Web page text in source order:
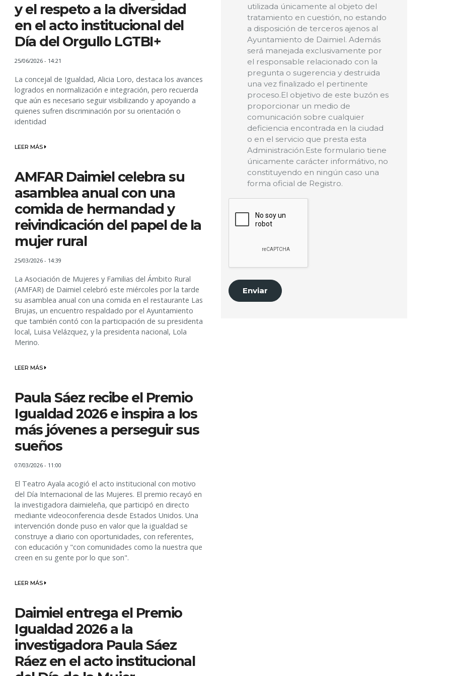
y el respeto a la diversidad
en el acto institucional del
Día del Orgullo LGTBI+
25/06/2026 - 14:21
La concejal de Igualdad, Alicia Loro, destaca los avances
logrados en normalización e integración, pero recuerda
que aún es necesario seguir visibilizando y apoyando a
quienes sufren discriminación por su orientación o
identidad
LEER MÁS
AMFAR Daimiel celebra su
asamblea anual con una
comida de hermandad y
reivindicación del papel de la
mujer rural
25/03/2026 - 14:39
La Asociación de Mujeres y Familias del Ámbito Rural
(AMFAR) de Daimiel celebró este miércoles por la tarde
su asamblea anual con una comida en el restaurante Las
Brujas, un encuentro respaldado por el Ayuntamiento
que también contó con la participación de su presidenta
local, Luisa Velázquez, y la presidenta nacional, Lola
Merino.
LEER MÁS
Paula Sáez recibe el Premio
Igualdad 2026 e inspira a los
más jóvenes a perseguir sus
sueños
07/03/2026 - 11:00
El Teatro Ayala acogió el acto institucional con motivo
del Día Internacional de las Mujeres. El premio recayó en
la investigadora daimieleña, que participó en directo
mediante videoconferencia desde Estados Unidos. Una
intervención donde puso en valor que la igualdad se
construye a diario con oportunidades, con referentes,
con educación y "con comunidades como la nuestra que
creen en su gente por lo que son".
LEER MÁS
Daimiel entrega el Premio
Igualdad 2026 a la
investigadora Paula Sáez
Ráez en el acto institucional
utilizada únicamente al objeto del
tratamiento en cuestión, no estando
a disposición de terceros ajenos al
Ayuntamiento de Daimiel. Además
será manejada exclusivamente por
el responsable relacionado con la
pregunta o sugerencia y destruida
una vez finalizado el pertinente
proceso.El objetivo de este buzón es
proporcionar un medio de
comunicación sobre cualquier
deficiencia encontrada en la ciudad
o en el servicio que presta esta
Administración.Este formulario tiene
únicamente carácter informátivo, no
constituyendo en ningún caso una
forma oficial de Registro.